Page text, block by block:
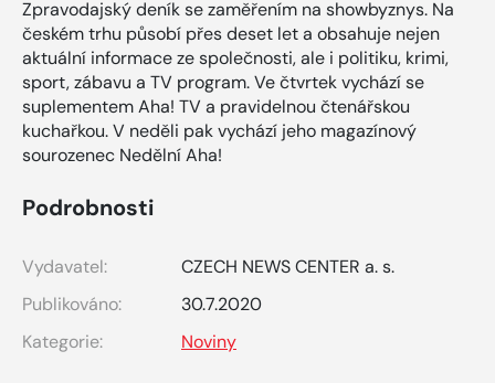
Zpravodajský deník se zaměřením na showbyznys. Na
českém trhu působí přes deset let a obsahuje nejen
aktuální informace ze společnosti, ale i politiku, krimi,
sport, zábavu a TV program. Ve čtvrtek vychází se
suplementem Aha! TV a pravidelnou čtenářskou
kuchařkou. V neděli pak vychází jeho magazínový
sourozenec Nedělní Aha!
Podrobnosti
Vydavatel:
CZECH NEWS CENTER a. s.
Publikováno:
30.7.2020
Kategorie:
Noviny